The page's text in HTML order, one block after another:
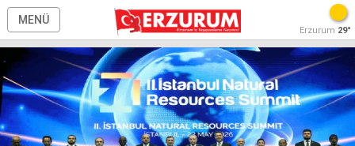
MENÜ
Erzurum 29°